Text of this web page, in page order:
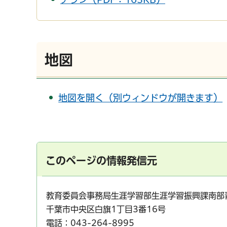
地図
地図を開く（別ウィンドウが開きます）
このページの情報発信元
教育委員会事務局生涯学習部生涯学習振興課南部
千葉市中央区白旗1丁目3番16号
電話：043-264-8995